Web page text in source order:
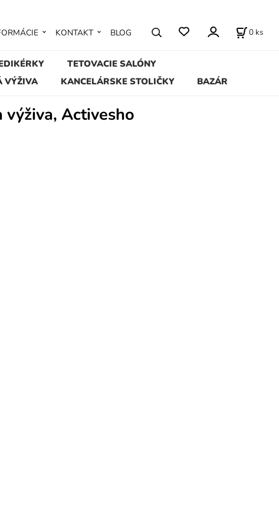
TETOVACIE SALÓNY
VÝŽIVA KANCELÁRSKE STOLIČKY BAZÁR
KONTAKT BLOG 0 ks
výživa, Activesho